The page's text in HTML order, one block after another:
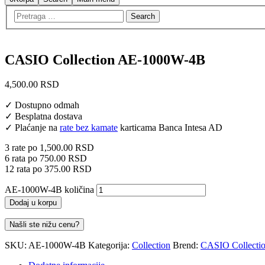
CASIO Collection AE-1000W-4B
4,500.00 RSD
✓ Dostupno odmah
✓ Besplatna dostava
✓ Plaćanje na rate bez kamate karticama Banca Intesa AD
3 rate po 1,500.00 RSD
6 rata po 750.00 RSD
12 rata po 375.00 RSD
AE-1000W-4B količina
Dodaj u korpu
Našli ste nižu cenu?
SKU: AE-1000W-4B Kategorija: Collection Brend: CASIO